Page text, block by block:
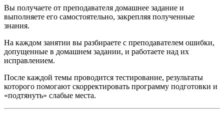
Вы получаете от преподавателя домашнее задание и
выполняете его самостоятельно, закрепляя полученные
знания.
На каждом занятии вы разбираете с преподавателем ошибки,
допущенные в домашнем задании, и работаете над их
исправлением.
После каждой темы проводится тестирование, результаты
которого помогают скорректировать программу подготовки и
«подтянуть» слабые места.